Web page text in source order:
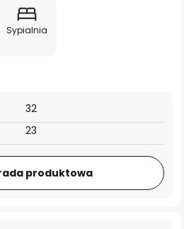
Sypialnia
32
23
produktowa